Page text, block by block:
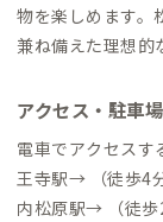
物を楽しめます。
兼ね備えた理想的
アクセス・駐車場
電車でアクセス
王寺駅→ （徒歩
内松原駅→ （徒